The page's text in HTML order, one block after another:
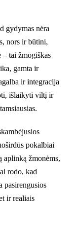
gydymas nėra
nors ir būtini,
– tai žmogiškas
gamta ir
ir integracija
išlaikyti viltį ir
pokalbiai
aplinką žmonėms,
rodo, kad
pasirengusios
ir realiais